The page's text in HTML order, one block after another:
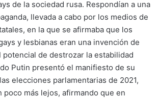
de la sociedad rusa. Respondían a una
llevada a cabo por los medios de
en la que se afirmaba que los
y lesbianas eran una invención de
potencial de destrozar la estabilidad
Putin presentó el manifiesto de su
elecciones parlamentarias de 2021,
poco más lejos, afirmando que en